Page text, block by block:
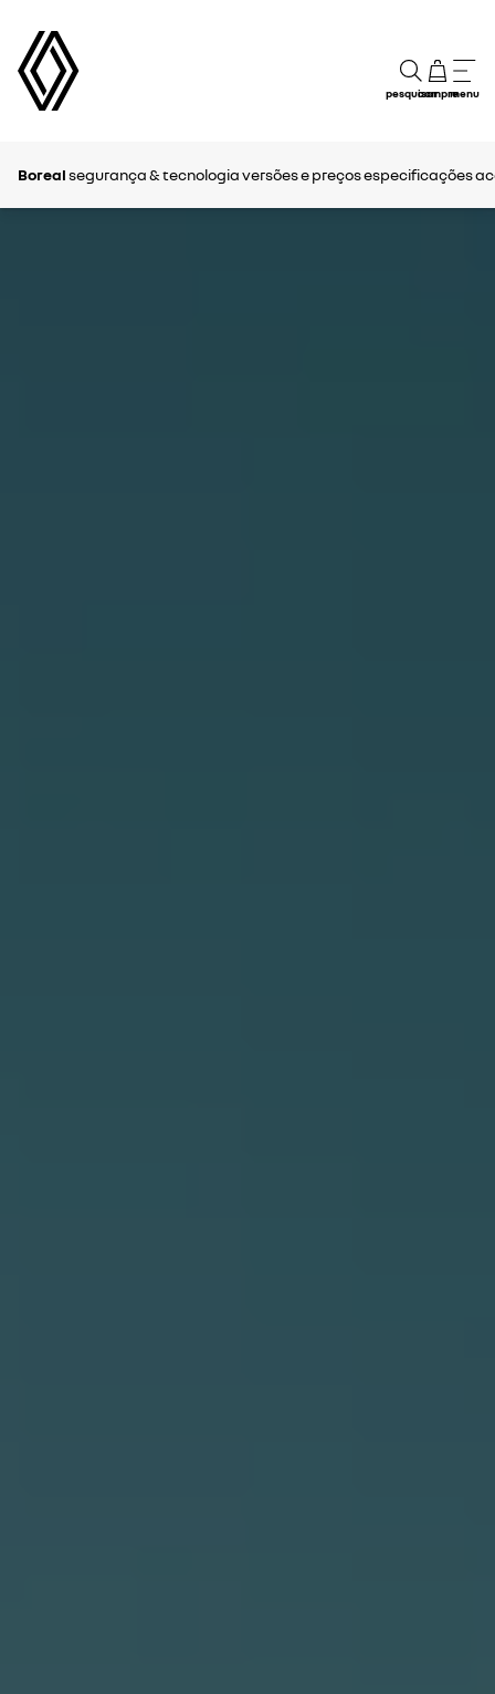
pesquisarcompremenu
Borealsegurança & tecnologiaversões e preçosespecificações